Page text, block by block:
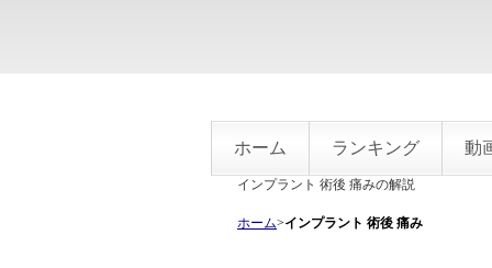
ホーム ランキング 動
インプラント 術後 痛みの解説
ホーム>インプラント 術後 痛み